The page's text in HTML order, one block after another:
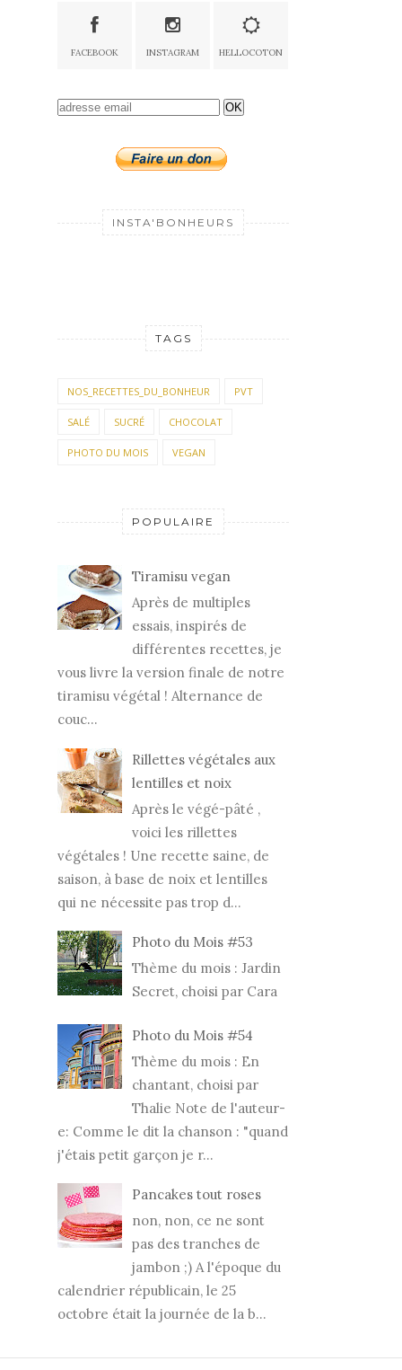
FACEBOOK INSTAGRAM HELLOCOTON
OK
INSTA'BONHEURS
TAGS
NOS_RECETTES_DU_BONHEUR PVT
SALÉ SUCRÉ CHOCOLAT
PHOTO DU MOIS VEGAN
POPULAIRE
Tiramisu vegan
Après de multiples
essais, inspirés de
différentes recettes, je
vous livre la version finale de notre
tiramisu végétal ! Alternance de
couc...
Rillettes végétales aux
lentilles et noix
Après le végé-pâté ,
voici les rillettes
végétales ! Une recette saine, de
saison, à base de noix et lentilles
qui ne nécessite pas trop d...
Photo du Mois #53
Thème du mois : Jardin
Secret, choisi par Cara
Photo du Mois #54
Thème du mois : En
chantant, choisi par
Thalie Note de l'auteur-
e: Comme le dit la chanson : "quand
j'étais petit garçon je r...
Pancakes tout roses
non, non, ce ne sont
pas des tranches de
jambon ;) A l'époque du
calendrier républicain, le 25
octobre était la journée de la b...